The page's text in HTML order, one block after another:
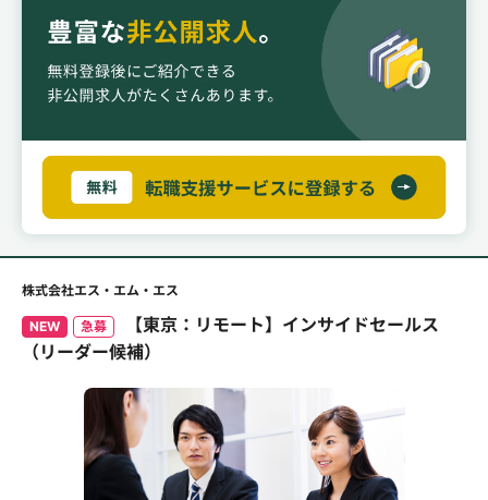
株式会社エス・エム・エス
NEW 急募
【東京：リモート】インサイドセールス
（リーダー候補）